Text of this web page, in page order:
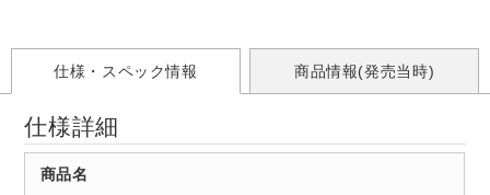
仕様・スペック情報 商品情報(発売当時)
仕様詳細
商品名